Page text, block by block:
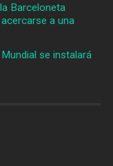
Barceloneta
a una
se instalará